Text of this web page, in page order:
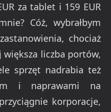
za tablet i 159 EUR
Cóż, wybrałbym
chociaż
liczba portów,
sprzęt nadrabia też
i naprawami na
korporacje,